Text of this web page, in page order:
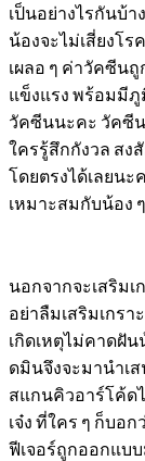
เป็นอย่างไรกันบ้
น้องจะไม่เสี่ยงโร
เผลอ ๆ ค่าวัคซีน
แข็งแรง พร้อมมี
วัคซีนนะคะ วัคซี
ใครรู้สึกกังวล สง
โดยตรงได้เลยน
เหมาะสมกับน้อง
นอกจากจะเสริมเ
อย่าลืมเสริมเกร
เกิดเหตุไม่คาดฝั
ดมินจึงจะมานำเ
สแกนคิวอาร์โค้ด
เจ๋ง ที่ใคร ๆ ก็บอก
ฟีเจอร์ถูกออกแบ